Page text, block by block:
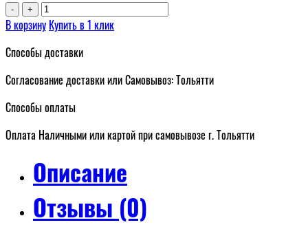
- +
В корзину Купить в 1 клик
Способы доставки
Согласование доставки или Самовывоз: Тольятти
Способы оплаты
Оплата Наличными или картой при самовывозе г. Тольятти
Описание
Отзывы (0)